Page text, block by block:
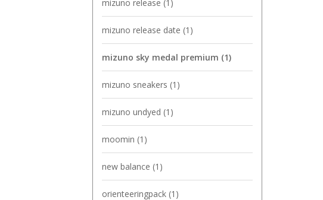
mizuno release (1)
mizuno release date (1)
mizuno sky medal premium (1)
mizuno sneakers (1)
mizuno undyed (1)
moomin (1)
new balance (1)
orienteeringpack (1)